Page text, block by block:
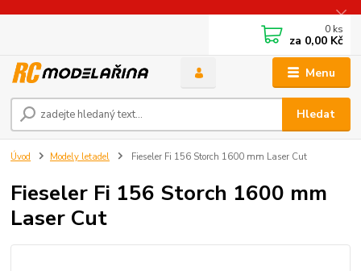
Menu
Hledat
0 ks
za 0,00 Kč
Úvod Modely letadel Fieseler Fi 156 Storch 1600 mm Laser Cut
Fieseler Fi 156 Storch 1600 mm
Laser Cut